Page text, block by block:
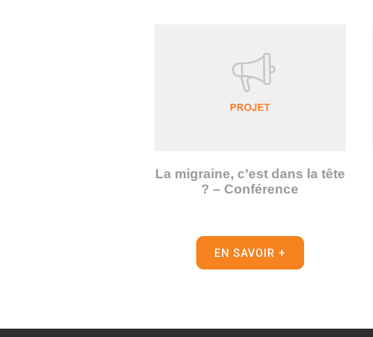
La migraine, c’est dans la tête
? – Conférence
EN SAVOIR +